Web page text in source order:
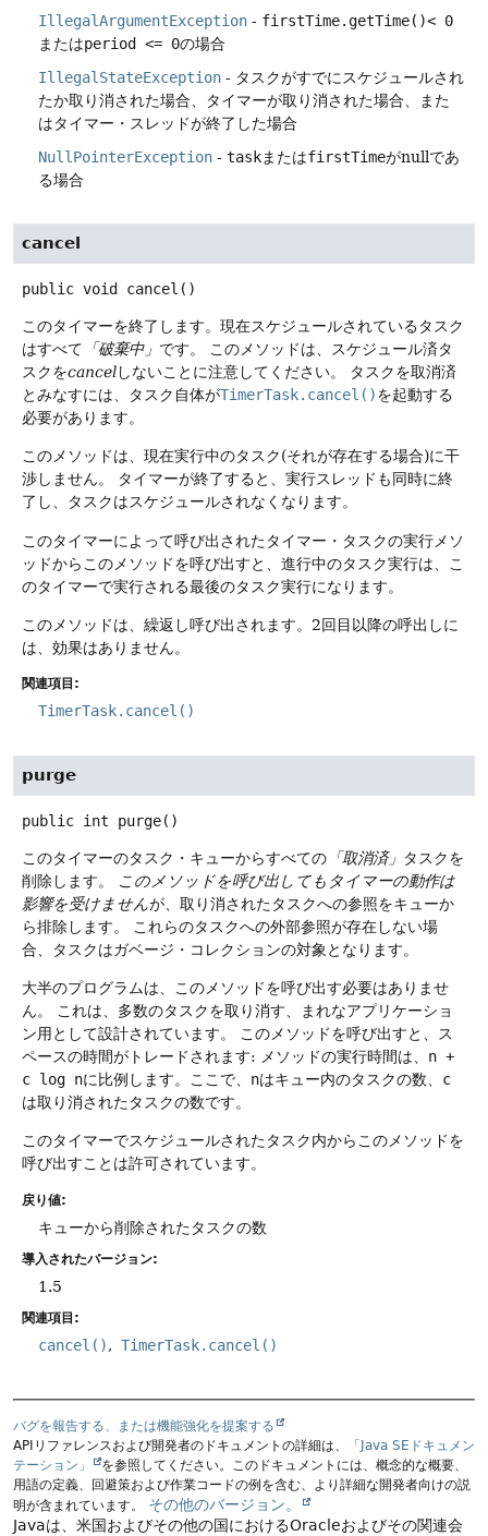
IllegalArgumentException - firstTime.getTime()< 0
またはperiod <= 0の場合
IllegalStateException - タスクがすでにスケジュールされ
たか取り消された場合、タイマーが取り消された場合、また
はタイマー・スレッドが終了した場合
NullPointerException - taskまたはfirstTimeがnullであ
る場合
cancel
public void cancel ()
このタイマーを終了します。現在スケジュールされているタスク
はすべて 「破棄中」 です。
このメソッドは、スケジュール済タ
スクをcancelしないことに注意してください。
タスクを取消済
とみなすには、タスク自体がTimerTask.cancel()を起動する
必要があります。
このメソッドは、現在実行中のタスク(それが存在する場合)に干
渉しません。
タイマーが終了すると、実行スレッドも同時に終
了し、タスクはスケジュールされなくなります。
このタイマーによって呼び出されたタイマー・タスクの実行メソ
ッドからこのメソッドを呼び出すと、進行中のタスク実行は、こ
のタイマーで実行される最後のタスク実行になります。
このメソッドは、繰返し呼び出されます。2回目以降の呼出しに
は、効果はありません。
関連項目:
TimerTask.cancel()
purge
public int purge()
このタイマーのタスク・キューからすべての 「取消済」 タスクを
削除します。
このメソッドを呼び出してもタイマーの動作は
影響を受けませんが、取り消されたタスクへの参照をキューか
ら排除します。
これらのタスクへの外部参照が存在しない場
合、タスクはガベージ・コレクションの対象となります。
大半のプログラムは、このメソッドを呼び出す必要はありませ
ん。
これは、多数のタスクを取り消す、まれなアプリケーショ
ン用として設計されています。
このメソッドを呼び出すと、ス
ペースの時間がトレードされます: メソッドの実行時間は、 n +
c log nに比例します。ここで、 nはキュー内のタスクの数、 c
は取り消されたタスクの数です。
このタイマーでスケジュールされたタスク内からこのメソッドを
呼び出すことは許可されています。
戻り値:
キューから削除されたタスクの数
導入されたバージョン:
1.5
関連項目:
cancel() TimerTask.cancel()
バグを報告する、または機能強化を提案する
APIリファレンスおよび開発者のドキュメントの詳細は、
「Java SEドキュメン
テーション」
を参照してください。このドキュメントには、概念的な概要、
用語の定義、回避策および作業コードの例を含む、より詳細な開発者向けの説
明が含まれています。
その他のバージョン。
Javaは、米国およびその他の国におけるOracleおよびその関連会